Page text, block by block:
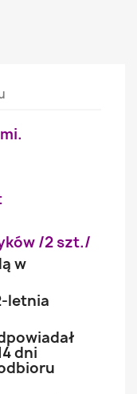
/2 szt./
w
letnia
dni